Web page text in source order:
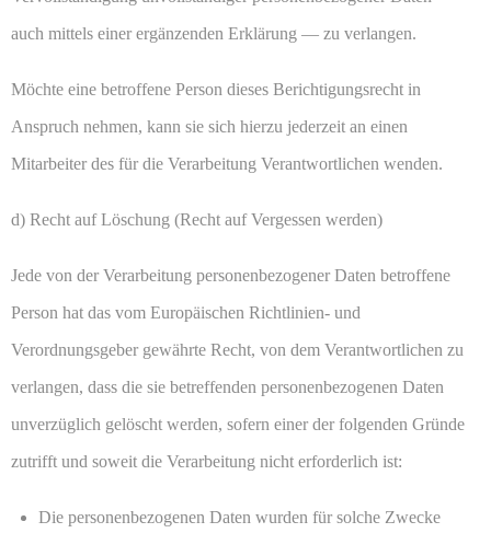
auch mittels einer ergänzenden Erklärung — zu verlangen.
Möchte eine betroffene Person dieses Berichtigungsrecht in
Anspruch nehmen, kann sie sich hierzu jederzeit an einen
Mitarbeiter des für die Verarbeitung Verantwortlichen wenden.
d) Recht auf Löschung (Recht auf Vergessen werden)
Jede von der Verarbeitung personenbezogener Daten betroffene
Person hat das vom Europäischen Richtlinien- und
Verordnungsgeber gewährte Recht, von dem Verantwortlichen zu
verlangen, dass die sie betreffenden personenbezogenen Daten
unverzüglich gelöscht werden, sofern einer der folgenden Gründe
zutrifft und soweit die Verarbeitung nicht erforderlich ist:
Die personenbezogenen Daten wurden für solche Zwecke